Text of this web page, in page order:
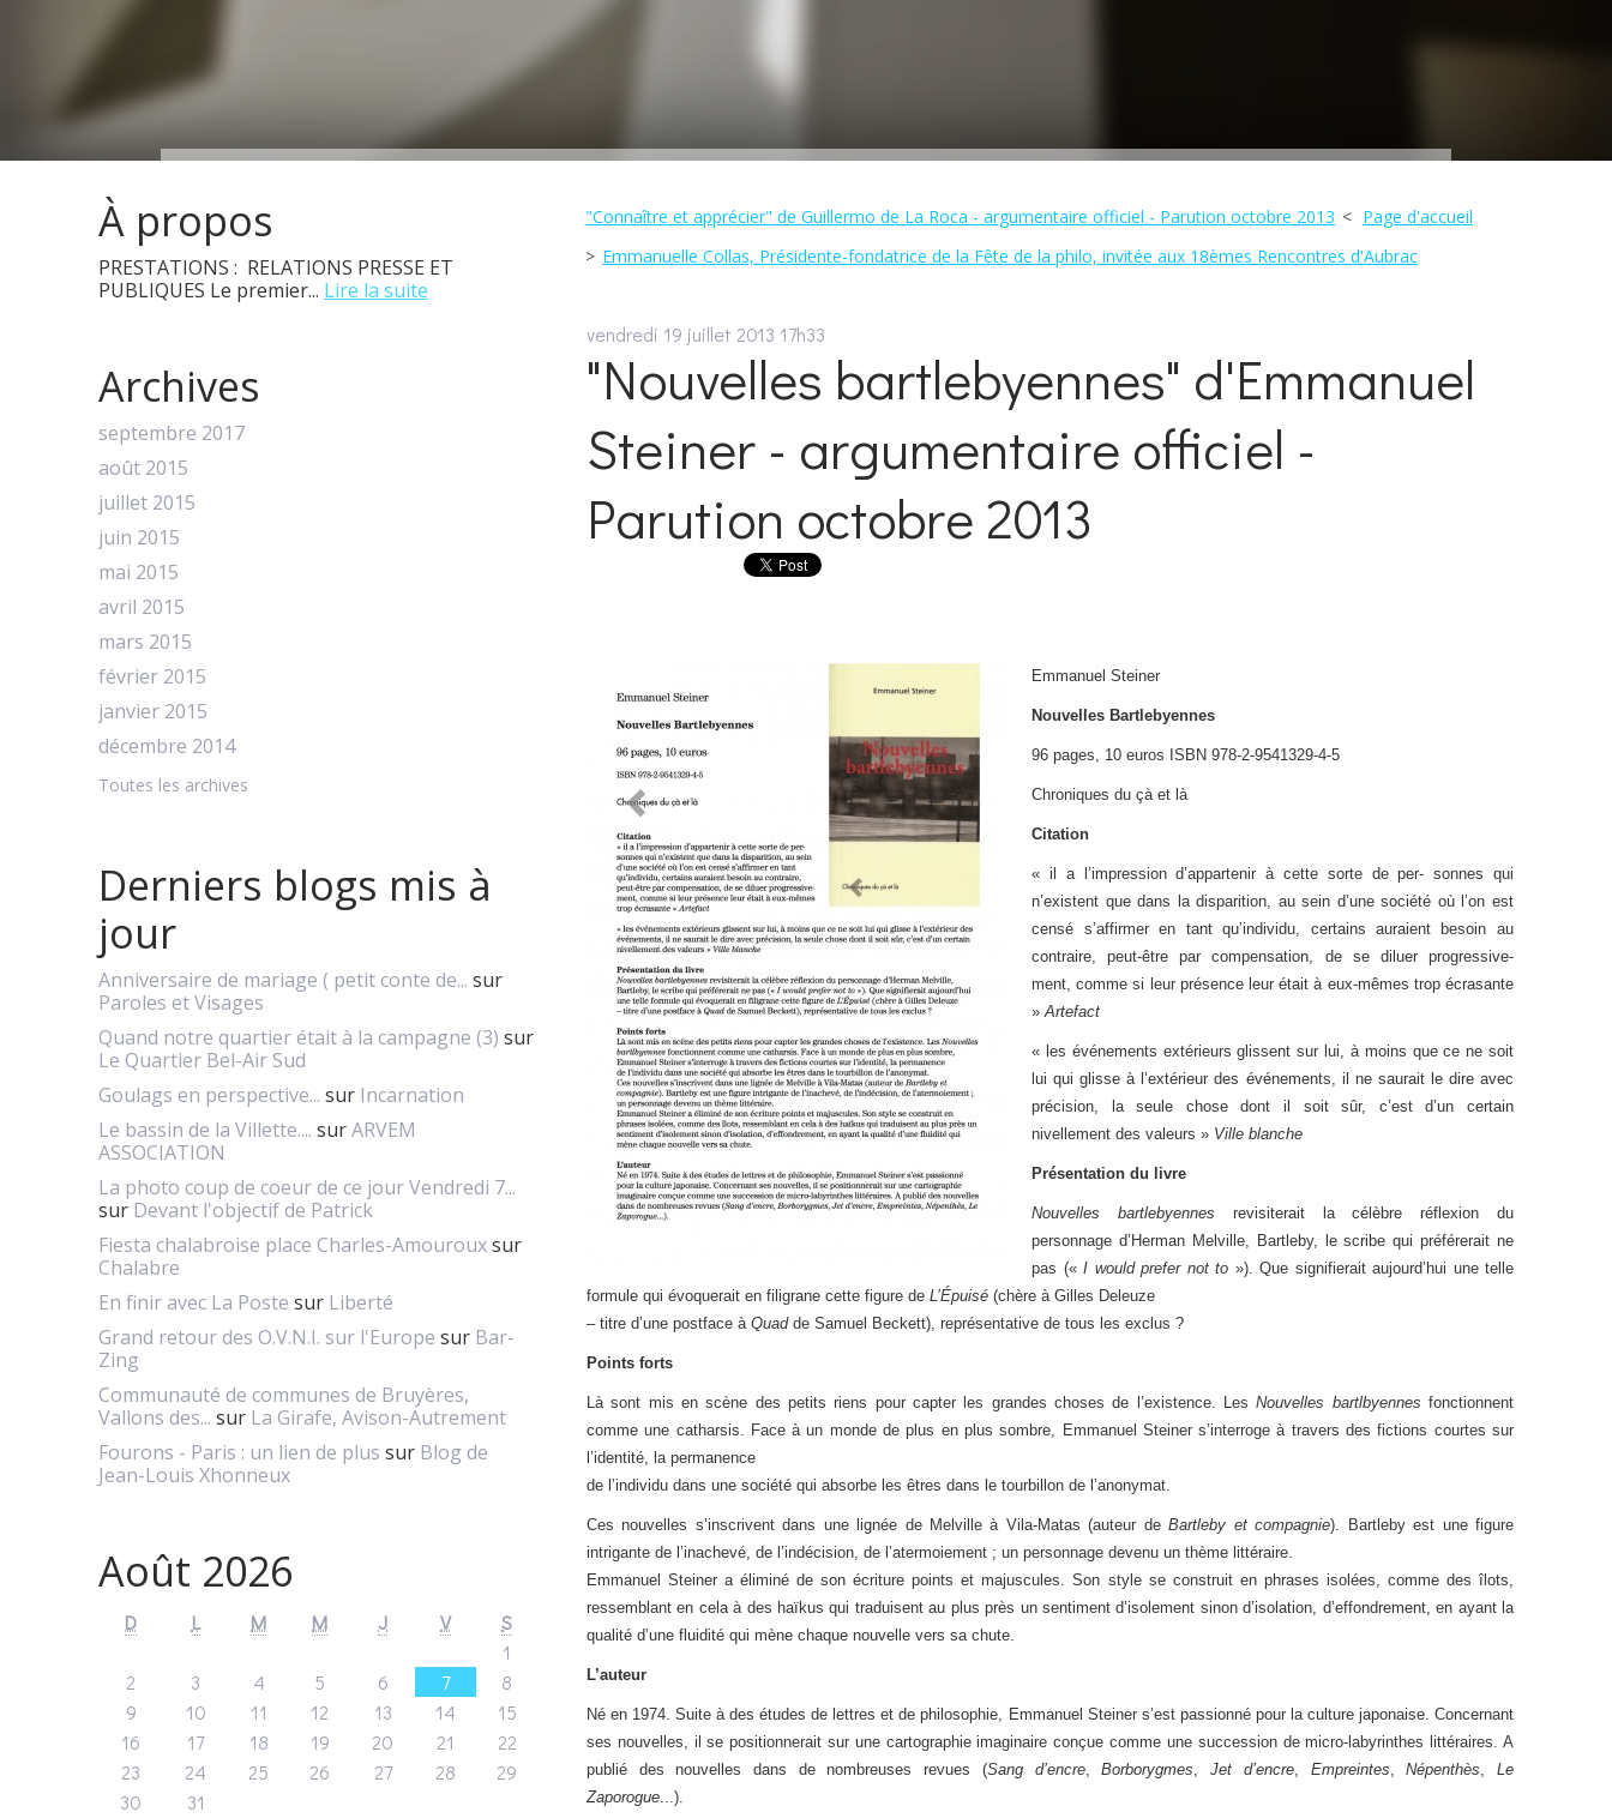
À propos
PRESTATIONS : RELATIONS PRESSE ET
PUBLIQUES Le premier... Lire la suite
Archives
septembre 2017
août 2015
juillet 2015
juin 2015
mai 2015
avril 2015
mars 2015
février 2015
janvier 2015
décembre 2014
Toutes les archives
Derniers blogs mis à
jour
Anniversaire de mariage ( petit conte de... sur
Paroles et Visages
Quand notre quartier était à la campagne (3) sur
Le Quartier Bel-Air Sud
Goulags en perspective... sur Incarnation
Le bassin de la Villette.... surARVEM
ASSOCIATION
La photo coup de coeur de ce jour Vendredi 7...
sur Devant l'objectif de Patrick
Fiesta chalabroise place Charles-Amourouxsur
Chalabre
En finir avec La Poste sur Liberté
Grand retour des O.V.N.I. sur l'Europe sur Bar-
Zing
Communauté de communes de Bruyères,
Vallons des... sur La Girafe, Avison-Autrement
Fourons - Paris : un lien de plus sur Blog de
Jean-Louis Xhonneux
Août 2026
D L M M J V
S
1
2
3 4 5 6 7
8
9
10 11 12 13 14
15
16
17 18 19 20 21
22
23
24 25 26 27 28
29
30
31
"Connaître et apprécier" de Guillermo de La Roca - argumentaire officiel - Parution octobre 2013
Page d'accueil
Emmanuelle Collas, Présidente-fondatrice de la Fête de la philo, invitée aux 18èmes Rencontres d'Aubrac
vendredi 19 juillet 2013 17h33
"Nouvelles bartlebyennes" d'Emmanuel
Steiner - argumentaire officiel -
Parution octobre 2013
Emmanuel Steiner
Nouvelles Bartlebyennes
96 pages, 10 euros ISBN 978-2-9541329-4-5
Chroniques du çà et là
Citation
« il a l’impression d’appartenir à cette sorte de per- sonnes qui
n’existent que dans la disparition, au sein d’une société où l’on est
censé s’affirmer en tant qu’individu, certains auraient besoin au
contraire, peut-être par compensation, de se diluer progressive-
ment, comme si leur présence leur était à eux-mêmes trop écrasante
»Artefact
« les événements extérieurs glissent sur lui, à moins que ce ne soit
lui qui glisse à l’extérieur des événements, il ne saurait le dire avec
précision, la seule chose dont il soit sûr, c’est d’un certain
nivellement des valeurs » Ville blanche
Présentation du livre
Nouvelles bartlebyennes revisiterait la célèbre réflexion du
personnage d’Herman Melville, Bartleby, le scribe qui préférerait ne
pas («I would prefer not to »). Que signifierait aujourd’hui une telle
formule qui évoquerait en filigrane cette figure de L’Épuisé (chère à Gilles Deleuze
– titre d’une postface à Quad de Samuel Beckett), représentative de tous les exclus ?
Points forts
Là sont mis en scène des petits riens pour capter les grandes choses de l’existence. LesNouvelles bartlbyennes fonctionnent
comme une catharsis. Face à un monde de plus en plus sombre, Emmanuel Steiner s’interroge à travers des fictions courtes sur
l’identité, la permanence
de l’individu dans une société qui absorbe les êtres dans le tourbillon de l’anonymat.
Ces nouvelles s’inscrivent dans une lignée de Melville à Vila-Matas (auteur deBartleby et compagnie). Bartleby est une figure
intrigante de l’inachevé, de l’indécision, de l’atermoiement ; un personnage devenu un thème littéraire.
Emmanuel Steiner a éliminé de son écriture points et majuscules. Son style se construit en phrases isolées, comme des îlots,
ressemblant en cela à des haïkus qui traduisent au plus près un sentiment d’isolement sinon d’isolation, d’effondrement, en ayant la
qualité d’une fluidité qui mène chaque nouvelle vers sa chute.
L’auteur
Né en 1974. Suite à des études de lettres et de philosophie, Emmanuel Steiner s’est passionné pour la culture japonaise. Concernant
ses nouvelles, il se positionnerait sur une cartographie imaginaire conçue comme une succession de micro-labyrinthes littéraires. A
publié des nouvelles dans de nombreuses revues (Sang d’encre,Borborygmes ,Jet d’encre, Empreintes ,Népenthès ,Le
Zaporogue...).